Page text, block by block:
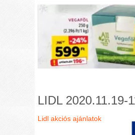
LIDL 2020.11.19-
Lidl akciós ajánlatok